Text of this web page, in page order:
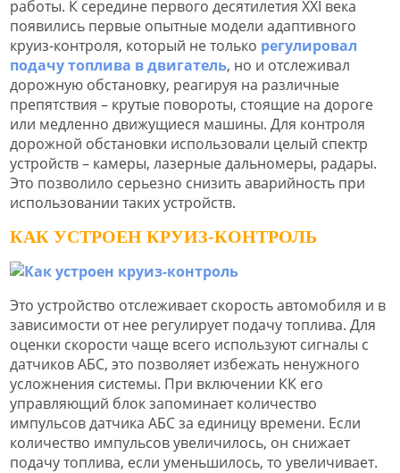
работы. К середине первого десятилетия XXI века
появились первые опытные модели адаптивного
круиз-контроля, который не только регулировал
подачу топлива в двигатель, но и отслеживал
дорожную обстановку, реагируя на различные
препятствия – крутые повороты, стоящие на дороге
или медленно движущиеся машины. Для контроля
дорожной обстановки использовали целый спектр
устройств – камеры, лазерные дальномеры, радары.
Это позволило серьезно снизить аварийность при
использовании таких устройств.
КАК УСТРОЕН КРУИЗ-КОНТРОЛЬ
Это устройство отслеживает скорость автомобиля и в
зависимости от нее регулирует подачу топлива. Для
оценки скорости чаще всего используют сигналы с
датчиков АБС, это позволяет избежать ненужного
усложнения системы. При включении КК его
управляющий блок запоминает количество
импульсов датчика АБС за единицу времени. Если
количество импульсов увеличилось, он снижает
подачу топлива, если уменьшилось, то увеличивает.